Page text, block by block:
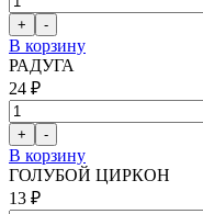
В корзину
РАДУГА
24 ₽
В корзину
ГОЛУБОЙ ЦИРКОН
13 ₽